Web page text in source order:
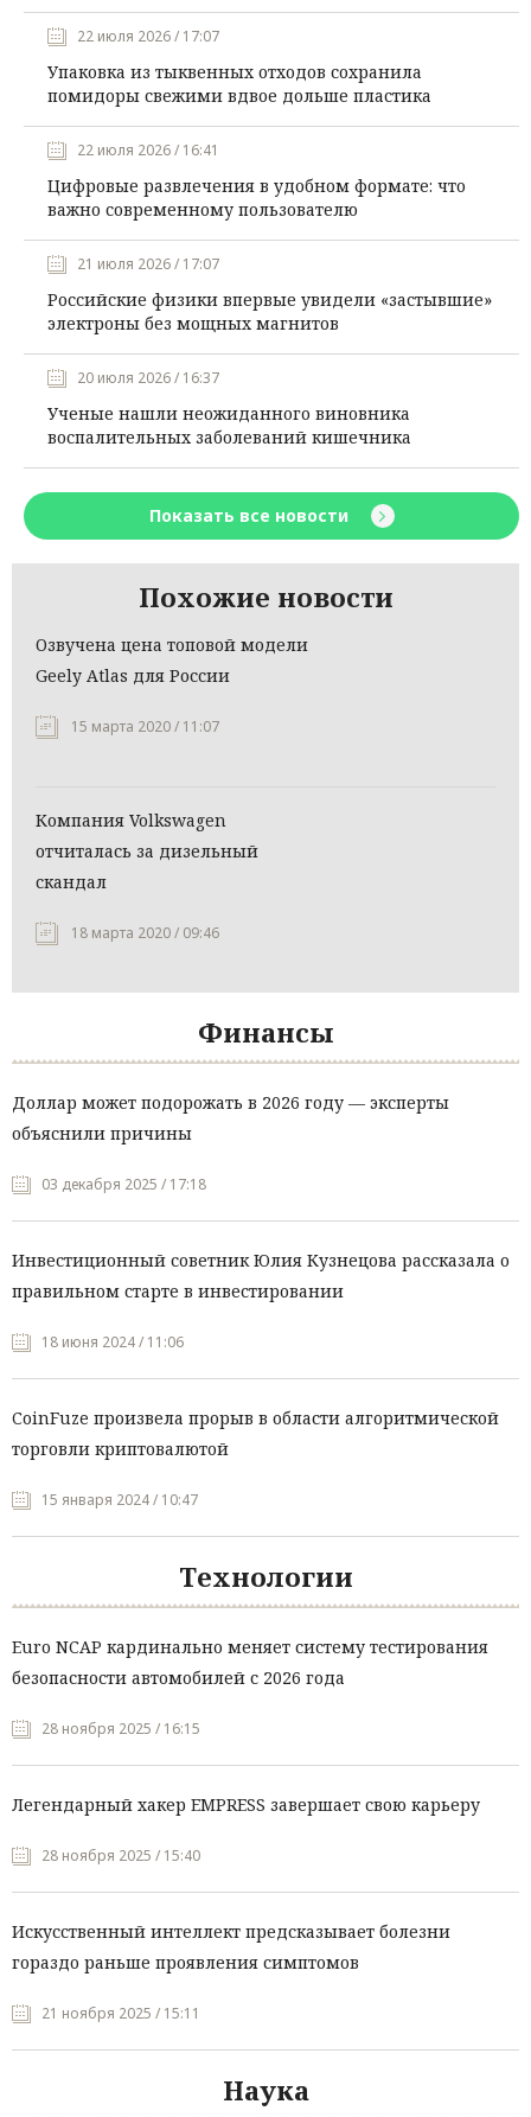
22 июля 2026 / 17:07
Упаковка из тыквенных отходов сохранила
помидоры свежими вдвое дольше пластика
22 июля 2026 / 16:41
Цифровые развлечения в удобном формате: что
важно современному пользователю
21 июля 2026 / 17:07
Российские физики впервые увидели «застывшие»
электроны без мощных магнитов
20 июля 2026 / 16:37
Ученые нашли неожиданного виновника
воспалительных заболеваний кишечника
Показать все новости
Похожие новости
Озвучена цена топовой модели
Geely Atlas для России
15 марта 2020 / 11:07
Компания Volkswagen
отчиталась за дизельный
скандал
18 марта 2020 / 09:46
Финансы
Доллар может подорожать в 2026 году — эксперты
объяснили причины
03 декабря 2025 / 17:18
Инвестиционный советник Юлия Кузнецова рассказала о
правильном старте в инвестировании
18 июня 2024 / 11:06
CoinFuze произвела прорыв в области алгоритмической
торговли криптовалютой
15 января 2024 / 10:47
Технологии
Euro NCAP кардинально меняет систему тестирования
безопасности автомобилей с 2026 года
28 ноября 2025 / 16:15
Легендарный хакер EMPRESS завершает свою карьеру
28 ноября 2025 / 15:40
Искусственный интеллект предсказывает болезни
гораздо раньше проявления симптомов
21 ноября 2025 / 15:11
Наука